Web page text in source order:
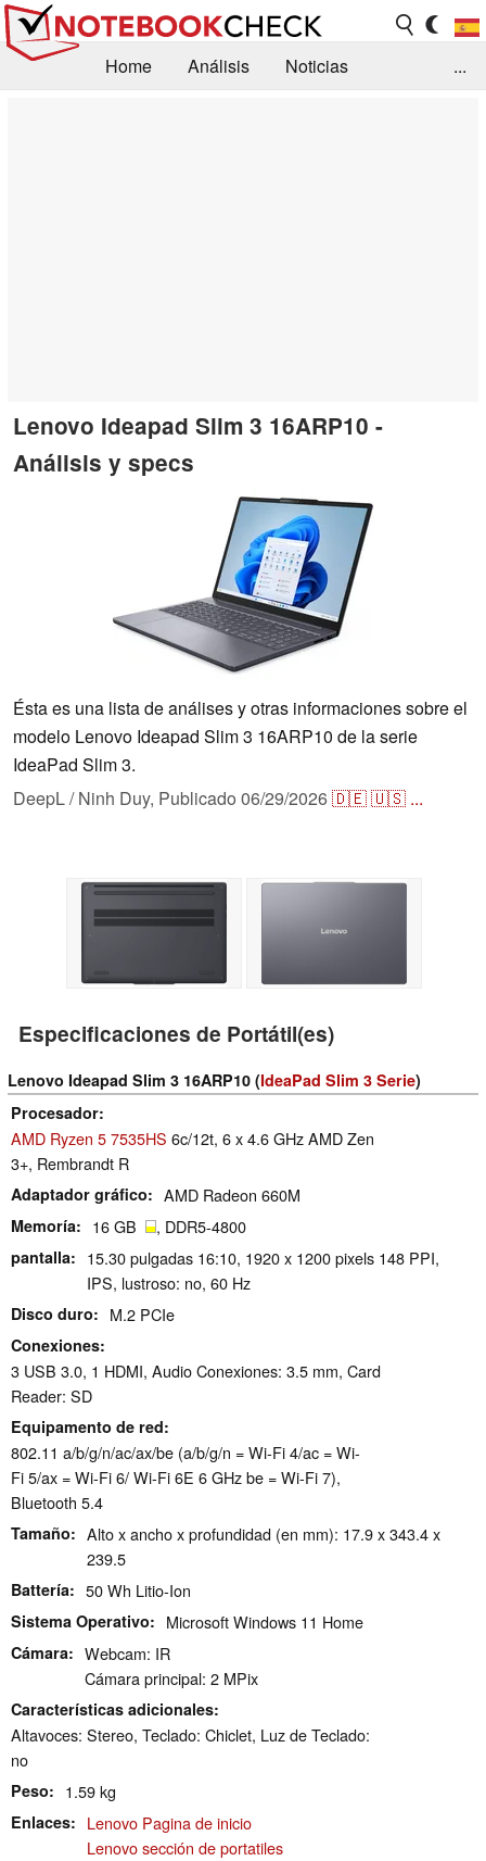
Home Análisis
Noticias
...
Lenovo Ideapad Slim 3 16ARP10 -
Análisis y specs
Ésta es una lista de análises y otras informaciones sobre el
modelo Lenovo Ideapad Slim 3 16ARP10 de la serie
IdeaPad Slim 3.
DeepL / Ninh Duy, Publicado 06/29/2026🇩🇪🇺🇸 ...
Especificaciones de Portátil(es)
Lenovo Ideapad Slim 3 16ARP10 (IdeaPad Slim 3 Serie)
Procesador
AMD Ryzen 5 7535HS 6c/12t, 6 x 4.6 GHz AMD Zen
3+, Rembrandt R
Adaptador gráfico AMD Radeon 660M
Memoría 16 GB , DDR5-4800
pantalla
15.30 pulgadas 16:10, 1920 x 1200 pixels 148 PPI,
IPS, lustroso: no, 60 Hz
Disco duro M.2 PCIe
Conexiones
3 USB 3.0, 1 HDMI, Audio Conexiones: 3.5 mm, Card
Reader: SD
Equipamento de red
802.11 a/​b/​g/​n/​ac/​ax/​be (a/b/g/n = Wi-Fi 4/ac = Wi-
Fi 5/ax = Wi-Fi 6/ Wi-Fi 6E 6 GHz be = Wi-Fi 7),
Bluetooth 5.4
Tamaño
Alto x ancho x profundidad (en mm): 17.9 x 343.4 x
239.5
Battería 50 Wh Litio-Ion
Sistema Operativo Microsoft Windows 11 Home
Cámara
Webcam: IR
Cámara principal: 2 MPix
Características adicionales
Altavoces: Stereo, Teclado: Chiclet, Luz de Teclado:
no
Peso 1.59 kg
Enlaces
Lenovo Pagina de inicio
Lenovo sección de portatiles